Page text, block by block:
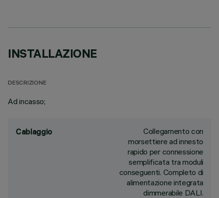
INSTALLAZIONE
DESCRIZIONE
Ad incasso;
Cablaggio
Collegamento con
morsettiere ad innesto
rapido per connessione
semplificata tra moduli
conseguenti. Completo di
alimentazione integrata
dimmerabile DALI.